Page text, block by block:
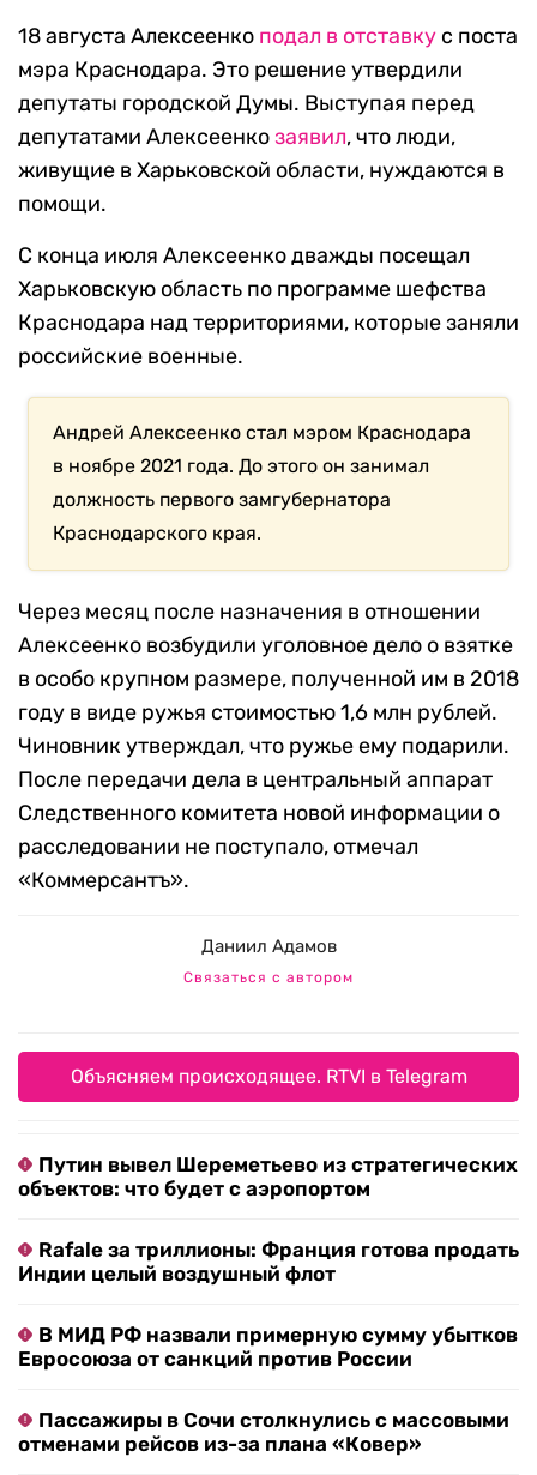
18 августа Алексеенко подал в отставку с поста
мэра Краснодара. Это решение утвердили
депутаты городской Думы. Выступая перед
депутатами Алексеенкозаявил, что люди,
живущие в Харьковской области, нуждаются в
помощи.
С конца июля Алексеенко дважды посещал
Харьковскую область по программе шефства
Краснодара над территориями, которые заняли
российские военные.
Андрей Алексеенко стал мэром Краснодара
в ноябре 2021 года. До этого он занимал
должность первого замгубернатора
Краснодарского края.
Через месяц после назначения в отношении
Алексеенко возбудили уголовное дело о взятке
в особо крупном размере, полученной им в 2018
году в виде ружья стоимостью 1,6 млн рублей.
Чиновник утверждал, что ружье ему подарили.
После передачи дела в центральный аппарат
Следственного комитета новой информации о
расследовании не поступало, отмечал
«Коммерсантъ».
Даниил Адамов
Связаться с автором
Объясняем происходящее. RTVI в Telegram
Путин вывел Шереметьево из стратегических
объектов: что будет с аэропортом
Rafale за триллионы: Франция готова продать
Индии целый воздушный флот
В МИД РФ назвали примерную сумму убытков
Евросоюза от санкций против России
Пассажиры в Сочи столкнулись с массовыми
отменами рейсов из-за плана «Ковер»